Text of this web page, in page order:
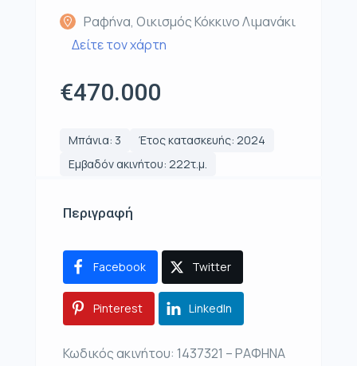
Ραφήνα, Οικισμός Κόκκινο Λιμανάκι
Δείτε τον χάρτη
€470.000
Μπάνια: 3
Έτος κατασκευής: 2024
Εμβαδόν ακινήτου: 222τ.μ.
Περιγραφή
Facebook Twitter
Pinterest LinkedIn
Κωδικός ακινήτου: 1437321 – ΡΑΦΗΝΑ